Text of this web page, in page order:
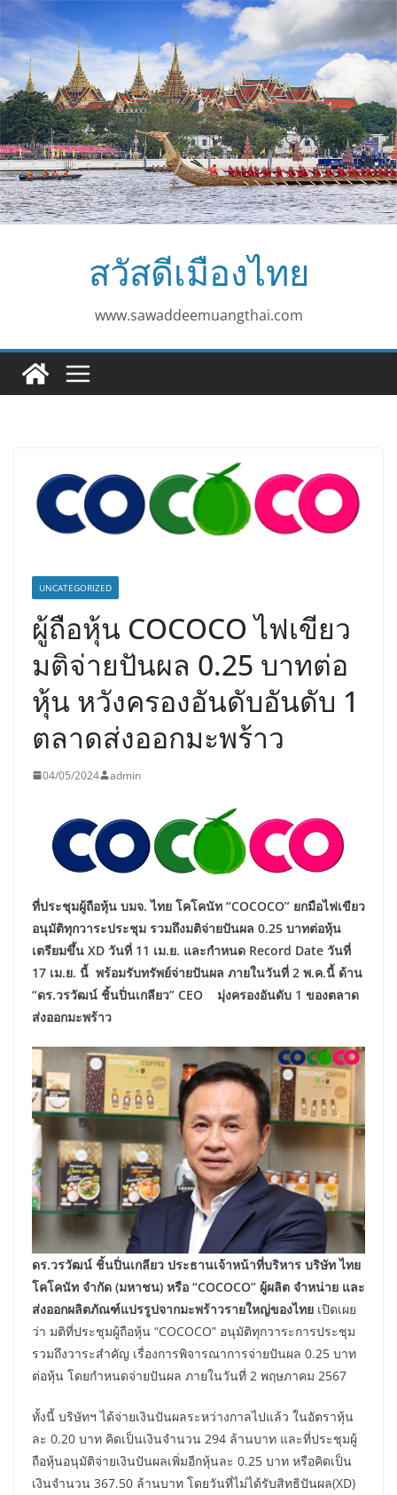
Skip
to
content
สวัสดีเมืองไทย
www.sawaddeemuangthai.com
UNCATEGORIZED
ผู้ถือหุ้น COCOCO ไฟเขียว
มติจ่ายปันผล 0.25 บาทต่อ
หุ้น หวังครองอันดับอันดับ 1
ตลาดส่งออกมะพร้าว
04/05/2024 admin
ที่ประชุมผู้ถือหุ้น บมจ. ไทย โคโคนัท “COCOCO” ยกมือไฟเขียว
อนุมัติทุกวาระประชุม รวมถึงมติจ่ายปันผล 0.25 บาทต่อหุ้น
เตรียมขึ้น XD วันที่ 11 เม.ย. และกำหนด Record Date วันที่
17 เม.ย. นี้ พร้อมรับทรัพย์จ่ายปันผล ภายในวันที่ 2 พ.ค.นี้ ด้าน
“ดร.วรวัฒน์ ชิ้นปิ่นเกลียว” CEO มุ่งครองอันดับ 1 ของตลาด
ส่งออกมะพร้าว
ดร.วรวัฒน์ ชิ้นปิ่นเกลียว ประธานเจ้าหน้าที่บริหาร บริษัท ไทย
โคโคนัท จำกัด (มหาชน) หรือ “COCOCO” ผู้ผลิต จำหน่าย และ
ส่งออกผลิตภัณฑ์แปรรูปจากมะพร้าวรายใหญ่ของไทย เปิดเผย
ว่า มติที่ประชุมผู้ถือหุ้น “COCOCO” อนุมัติทุกวาระการประชุม
รวมถึงวาระสำคัญ เรื่องการพิจารณาการจ่ายปันผล 0.25 บาท
ต่อหุ้น โดยกำหนดจ่ายปันผล ภายในวันที่ 2 พฤษภาคม 2567
ทั้งนี้ บริษัทฯ ได้จ่ายเงินปันผลระหว่างกาลไปแล้ว ในอัตราหุ้น
ละ 0.20 บาท คิดเป็นเงินจำนวน 294 ล้านบาท และที่ประชุมผู้
ถือหุ้นอนุมัติจ่ายเงินปันผลเพิ่มอีกหุ้นละ 0.25 บาท หรือคิดเป็น
เงินจำนวน 367.50 ล้านบาท โดยวันที่ไม่ได้รับสิทธิปันผล(XD)